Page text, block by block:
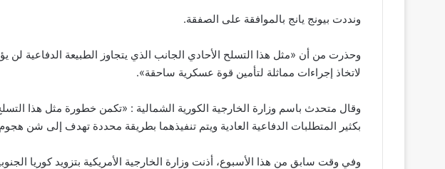
ونددت بيونج يانج بالموافقة على الصفقة.
وحذرت من أن «مثل هذا التسلح الأحادي الجانب الذي يتجاوز الطبيعة الدفاعية لن
لاتخاذ إجراءات مماثلة لتأمين قوة عسكرية ساحقة».
وقال متحدث باسم وزارة الخارجية الكورية الشمالية : «تكمن خطورة مثل هذا
بكثير المتطلبات الدفاعية العادية ويتم تنفيذهما بطريقة محددة تهدف إلى شن
وفي وقت سابق من هذا الأسبوع، أذنت وزارة الخارجية الأمريكية بتزويد كوريا